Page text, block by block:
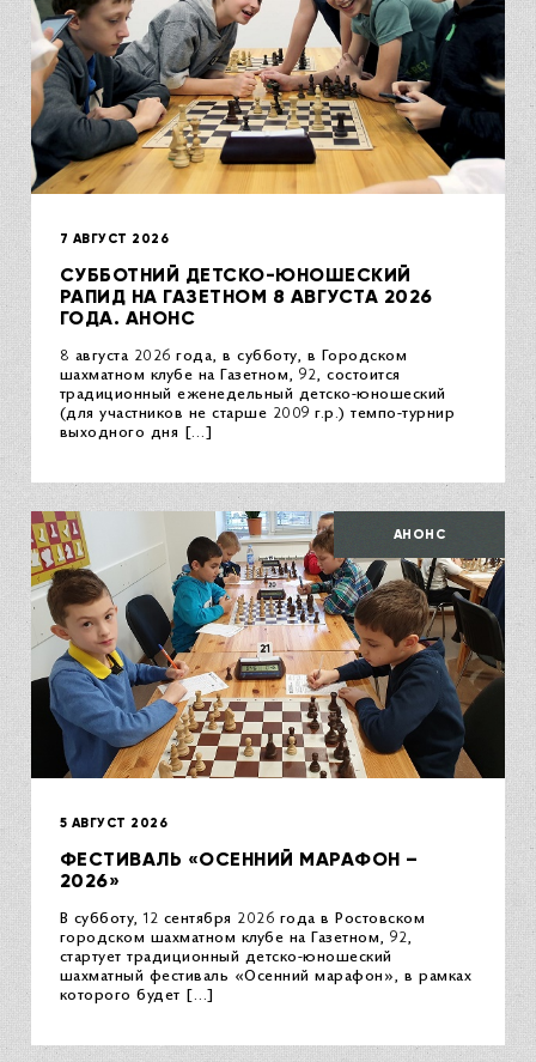
7 АВГУСТ 2026
СУББОТНИЙ ДЕТСКО-ЮНОШЕСКИЙ
РАПИД НА ГАЗЕТНОМ 8 АВГУСТА 2026
ГОДА. АНОНС
8 августа 2026 года, в субботу, в Городском
шахматном клубе на Газетном, 92, состоится
традиционный еженедельный детско-юношеский
(для участников не старше 2009 г.р.) темпо-турнир
выходного дня […]
АНОНС
5 АВГУСТ 2026
ФЕСТИВАЛЬ «ОСЕННИЙ МАРАФОН –
2026»
В субботу, 12 сентября 2026 года в Ростовском
городском шахматном клубе на Газетном, 92,
стартует традиционный детско-юношеский
шахматный фестиваль «Осенний марафон», в рамках
которого будет […]